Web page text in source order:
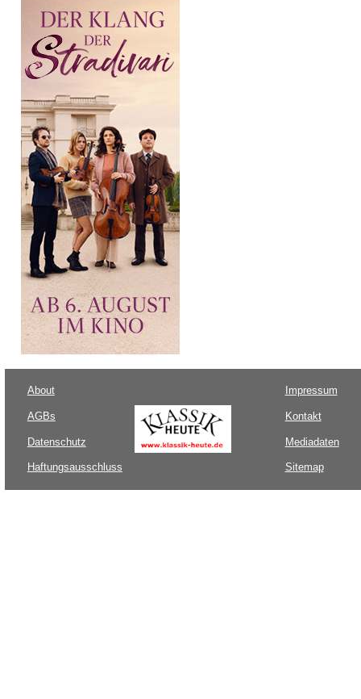
About
AGBs
Datenschutz
Haftungsausschluss
Impressum
Kontakt
Mediadaten
Sitemap